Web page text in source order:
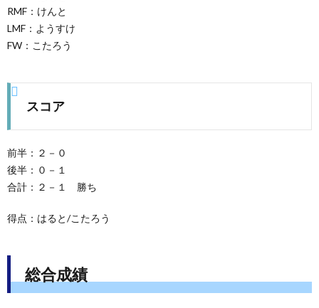
RMF：けんと
LMF：ようすけ
FW：こたろう
スコア
前半：２－０
後半：０－１
合計：２－１ 勝ち
得点：はると/こたろう
総合成績